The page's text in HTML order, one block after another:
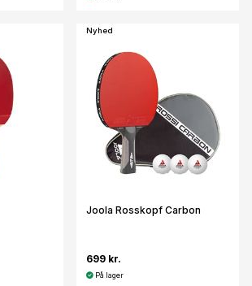
Nyhed
Joola Rosskopf Carbon
699 kr.
På lager